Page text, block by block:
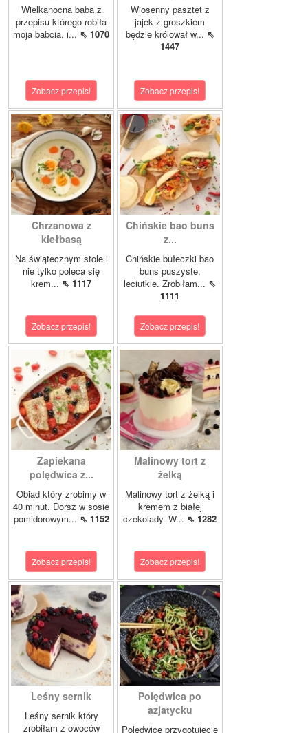
Wielkanocna baba z
przepisu którego robiła
moja babcia, i... ⇖ 1070
Zobacz przepis!
Wiosenny pasztet z
jajek z groszkiem
będzie królował w... ⇖
1447
Zobacz przepis!
Chrzanowa z
kiełbasą
Na świątecznym stole i
nie tylko poleca się
krem... ⇖ 1117
Zobacz przepis!
Chińskie bao buns
z...
Chińskie bułeczki bao
buns puszyste,
leciutkie. Zrobiłam... ⇖
1111
Zobacz przepis!
Zapiekana
polędwica z...
Obiad który zrobimy w
40 minut. Dorsz w sosie
pomidorowym... ⇖ 1152
Zobacz przepis!
Malinowy tort z
żelką
Malinowy tort z żelką i
kremem z białej
czekolady. W... ⇖ 1282
Zobacz przepis!
Leśny sernik
Leśny sernik który
zrobiłam z owoców
Polędwica po
azjatycku
Polędwicę przygotujecie